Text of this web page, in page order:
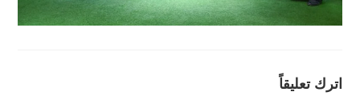
اترك تعليقاً